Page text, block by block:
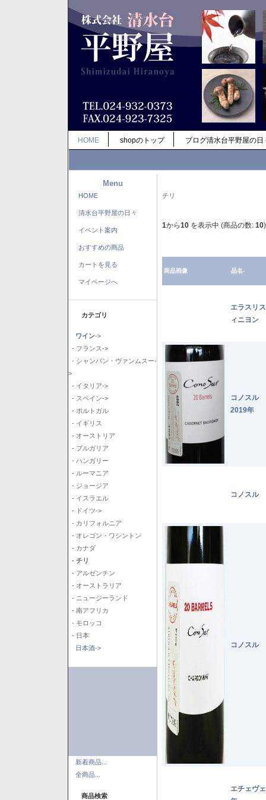
HOME shopのトップ ブログ清水台平野屋の日
Menu
HOME
清水台平野屋の日々
イベント案内
おすすめの商品
カートを見る
マイページへ
カテゴリ
ワイン->
- フランス->
- シャンパン・ヴァンムスー-
>
- イタリア->
- スペイン->
- ポルトガル
- イギリス
- オーストリア
- ブルガリア
- ハンガリー
- ルーマニア
- ジョージア
- イスラエル
- ドイツ->
- カリフォルニア
- オレゴン・ワシントン
- カナダ
- チリ
- アルゼンチン
- オーストラリア
- ニュージーランド
- 南アフリカ
- モロッコ
- 日本
日本酒->
新着商品...
全商品...
商品検索
チリ
1から10 を表示中 (商品の数: 10)
商品画像 品名-
エラスリ
ィニヨン
コノスル
2019年
コノスル
コノスル
エチェヴ